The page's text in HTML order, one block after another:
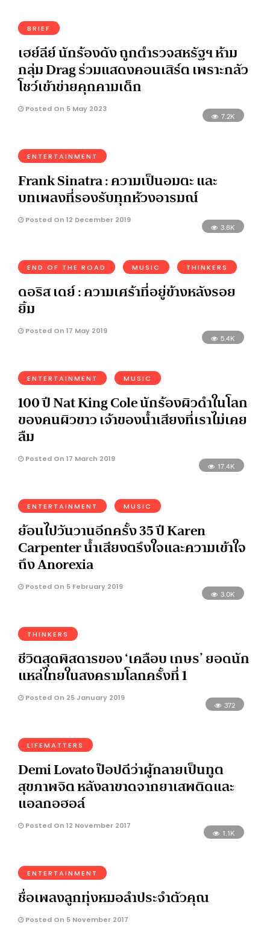
BRIEF
เฮย์ลีย์ นักร้องดัง ถูกตำรวจสหรัฐฯ ห้าม
กลุ่ม Drag ร่วมแสดงคอนเสิร์ต เพราะกลัว
โชว์เข้าข่ายคุกคามเด็ก
Posted On 5 May 2023
7.2K
ENTERTAINMENT
Frank Sinatra : ความเป็นอมตะ และ
บทเพลงที่รองรับทุกห้วงอารมณ์
Posted On 12 December 2019
3.8K
END OF THE ROAD MUSIC THINKERS
ดอริส เดย์ : ความเศร้าที่อยู่ข้างหลังรอย
ยิ้ม
Posted On 17 May 2019
5.4K
ENTERTAINMENT MUSIC
100 ปี Nat King Cole นักร้องผิวดำในโลก
ของคนผิวขาว เจ้าของน้ำเสียงที่เราไม่เคย
ลืม
Posted On 17 March 2019
17.4K
ENTERTAINMENT MUSIC
ย้อนไปวันวานอีกครั้ง 35 ปี Karen
Carpenter น้ำเสียงตรึงใจและความเข้าใจ
ถึง Anorexia
Posted On 5 February 2019
3.0K
THINKERS
ชีวิตสุดพิสดารของ ‘เคลือบ เกษร’ ยอดนัก
แหล่ไทยในสงครามโลกครั้งที่ 1
Posted On 25 January 2019
372
LIFEMATTERS
Demi Lovato ป๊อปดีว่าผู้กลายเป็นทูต
สุขภาพจิต หลังลาขาดจากยาเสพติดและ
แอลกอฮอล์
Posted On 12 November 2017
1.1K
ENTERTAINMENT
ชื่อเพลงลูกทุ่งหมอลำประจำตัวคุณ
Posted On 5 November 2017